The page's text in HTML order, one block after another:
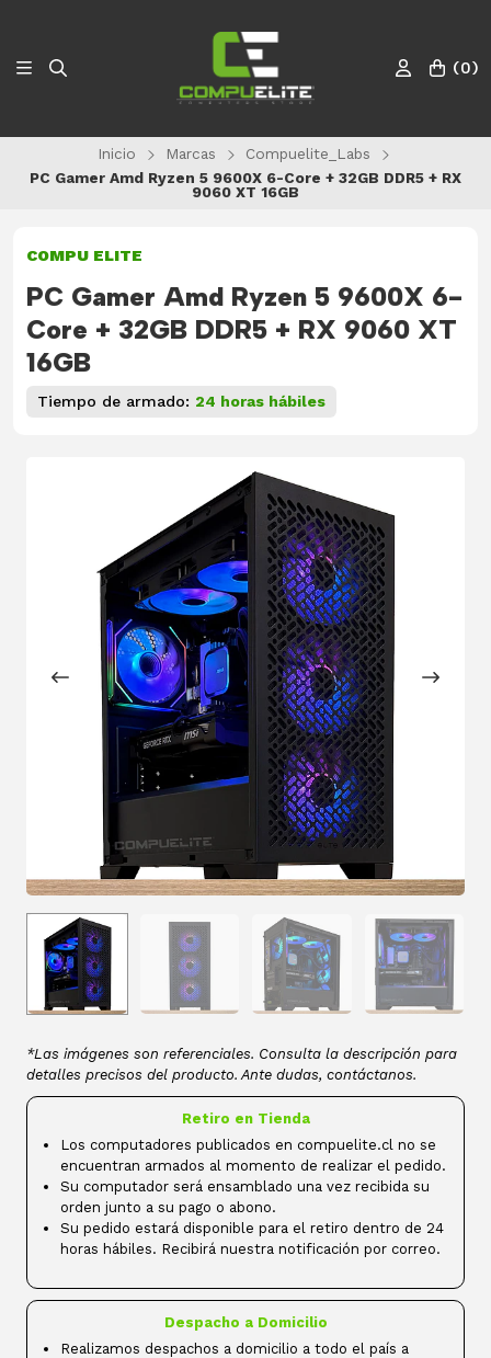
(0)
Inicio Marcas
Compuelite_Labs
PC Gamer Amd Ryzen 5 9600X 6-Core + 32GB DDR5 + RX
9060 XT 16GB
COMPU ELITE
PC Gamer Amd Ryzen 5 9600X 6-
Core + 32GB DDR5 + RX 9060 XT
16GB
Tiempo de armado: 24 horas hábiles
*Las imágenes son referenciales. Consulta la descripción para
detalles precisos del producto. Ante dudas, contáctanos.
Retiro en Tienda
Los computadores publicados en compuelite.cl no se
encuentran armados al momento de realizar el pedido.
Su computador será ensamblado una vez recibida su
orden junto a su pago o abono.
Su pedido estará disponible para el retiro dentro de 24
horas hábiles. Recibirá nuestra notificación por correo.
Despacho a Domicilio
Realizamos despachos a domicilio a todo el país a